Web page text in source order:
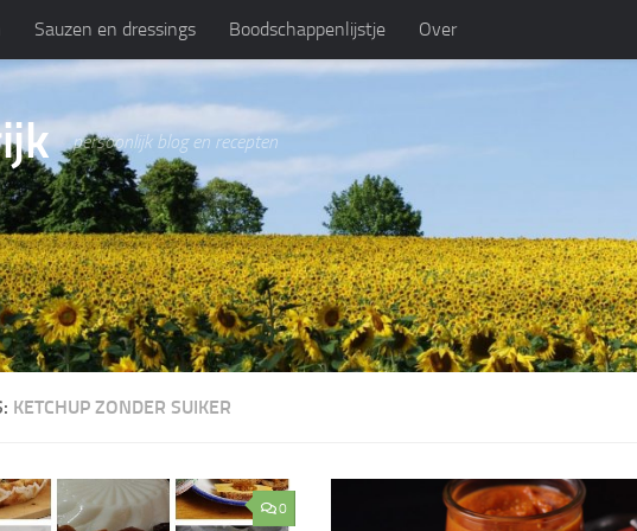
Sauzen en dressings Boodschappenlijstje Over
persoonlijk blog en recepten
KETCHUP ZONDER SUIKER
0